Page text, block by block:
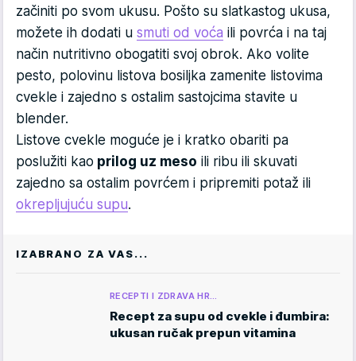
začiniti po svom ukusu. Pošto su slatkastog ukusa,
možete ih dodati u smuti od voća ili povrća i na taj
način nutritivno obogatiti svoj obrok. Ako volite
pesto, polovinu listova bosiljka zamenite listovima
cvekle i zajedno s ostalim sastojcima stavite u
blender.
Listove cvekle moguće je i kratko obariti pa
poslužiti kao prilog uz meso ili ribu ili skuvati
zajedno sa ostalim povrćem i pripremiti potaž ili
okrepljujuću supu.
IZABRANO ZA VAS...
RECEPTI I ZDRAVA HR…
Recept za supu od cvekle i đumbira:
ukusan ručak prepun vitamina